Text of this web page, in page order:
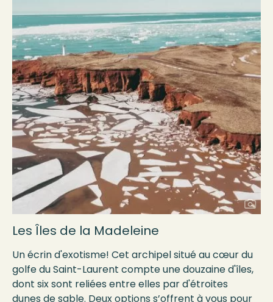
Les Îles de la Madeleine
Un écrin d'exotisme! Cet archipel situé au cœur du
golfe du Saint-Laurent compte une douzaine d'îles,
dont six sont reliées entre elles par d'étroites
dunes de sable. Deux options s’offrent à vous pour